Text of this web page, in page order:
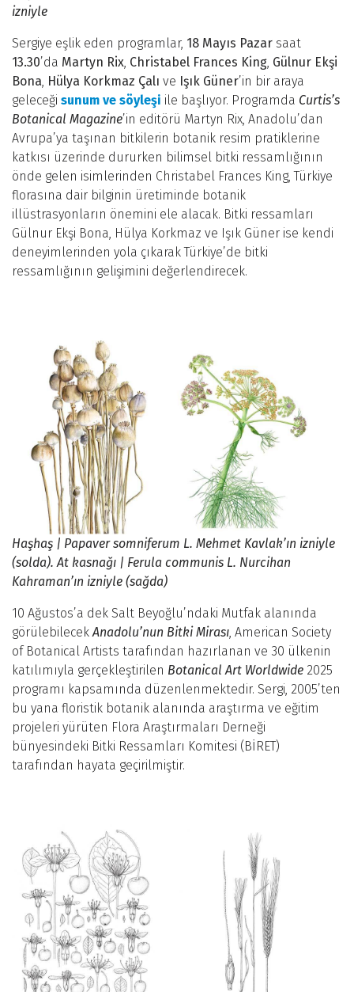
izniyle
Sergiye eşlik eden programlar, 18 Mayıs Pazar saat
13.30’da Martyn Rix Christabel Frances King Gülnur Ekşi
Bona Hülya Korkmaz Çalı ve Işık Güner’in bir araya
geleceği sunum ve söyleşi ile başlıyor. Programda Curtis’s
Botanical Magazine’in editörü Martyn Rix, Anadolu’dan
Avrupa’ya taşınan bitkilerin botanik resim pratiklerine
katkısı üzerinde dururken bilimsel bitki ressamlığının
önde gelen isimlerinden Christabel Frances King, Türkiye
florasına dair bilginin üretiminde botanik
illüstrasyonların önemini ele alacak. Bitki ressamları
Gülnur Ekşi Bona, Hülya Korkmaz ve Işık Güner ise kendi
deneyimlerinden yola çıkarak Türkiye’de bitki
ressamlığının gelişimini değerlendirecek.
Haşhaş | Papaver somniferum L. Mehmet Kavlak’ın izniyle
(solda). At kasnağı | Ferula communis L. Nurcihan
Kahraman’ın izniyle (sağda)
10 Ağustos’a dek Salt Beyoğlu’ndaki Mutfak alanında
görülebilecekAnadolu’nun Bitki Mirası, American Society
of Botanical Artists tarafından hazırlanan ve 30 ülkenin
katılımıyla gerçekleştirilen Botanical Art Worldwide 2025
programı kapsamında düzenlenmektedir. Sergi, 2005’ten
bu yana floristik botanik alanında araştırma ve eğitim
projeleri yürüten Flora Araştırmaları Derneği
bünyesindeki Bitki Ressamları Komitesi (BİRET)
tarafından hayata geçirilmiştir.